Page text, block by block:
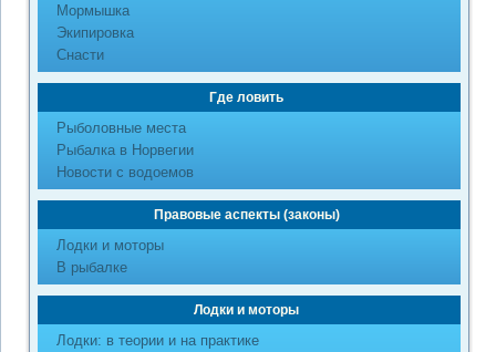
Мормышка
Экипировка
Снасти
Где ловить
Рыболовные места
Рыбалка в Норвегии
Новости с водоемов
Правовые аспекты (законы)
Лодки и моторы
В рыбалке
Лодки и моторы
Лодки: в теории и на практике